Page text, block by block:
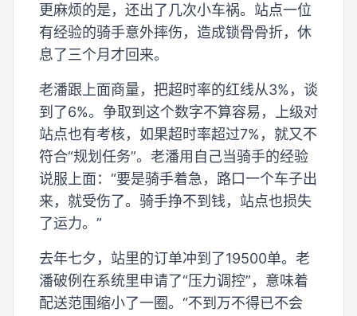
更麻烦的是，还出了几次小车祸。站点一位
有经验的骑手意外摔伤，造成锁骨骨折，休
息了三个月才回来。
老潘跟上面商量，把超时率的红线从3%，谈
到了6%。争取到这个数字不算容易，上级对
站点也有考核，如果超时率超过7%，就又不
符合“规划任务”。老潘用自己当骑手的经验
说服上面：“要是骑手着急，路口一个车子出
来，就受伤了。骑手挣不到钱，站点也损失
了运力。”
去年七夕，站里的订单冲到了19500单。老
潘破例在系统里申请了“压力调控”，意味着
配送范围缩小了一圈。“不到万不得已不会